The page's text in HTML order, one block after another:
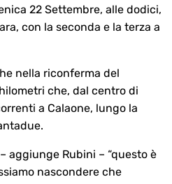
22 Settembre, alle dodici,
con la seconda e la terza a
nella riconferma del
che, dal centro di
a Calaone, lungo la
aggiunge Rubini – “questo è
nascondere che